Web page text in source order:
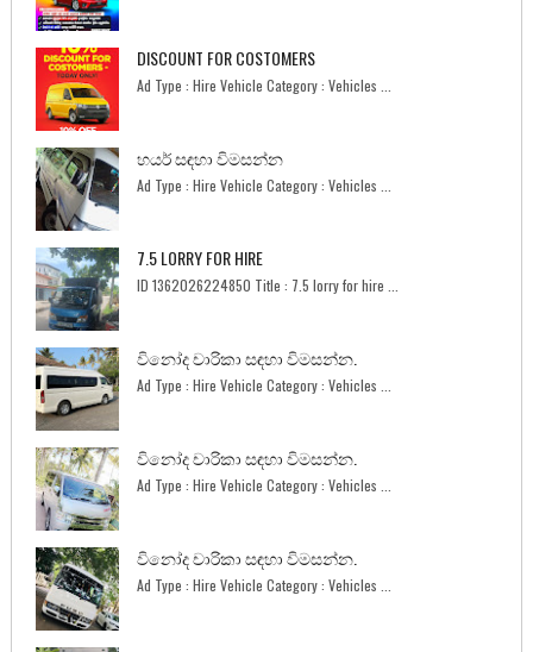
DISCOUNT FOR COSTOMERS
Ad Type : Hire Vehicle Category : Vehicles ...
හයර් සඳහා විමසන්න
Ad Type : Hire Vehicle Category : Vehicles ...
7.5 LORRY FOR HIRE
ID 1362026224850 Title : 7.5 lorry for hire ...
විනෝද චාරිකා සඳහා විමසන්න.
Ad Type : Hire Vehicle Category : Vehicles ...
විනෝද චාරිකා සඳහා විමසන්න.
Ad Type : Hire Vehicle Category : Vehicles ...
විනෝද චාරිකා සඳහා විමසන්න.
Ad Type : Hire Vehicle Category : Vehicles ...